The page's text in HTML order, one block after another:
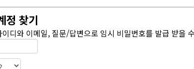
정 찾기
디와 이메일, 질문/답변으로 임시 비밀번호를 발급 받을